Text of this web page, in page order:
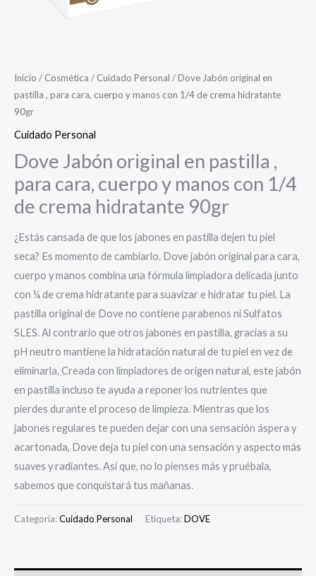
Inicio / Cosmética / Cuidado Personal / Dove Jabón original en
pastilla , para cara, cuerpo y manos con 1/4 de crema hidratante
90gr
Cuidado Personal
Dove Jabón original en pastilla ,
para cara, cuerpo y manos con 1/4
de crema hidratante 90gr
¿Estás cansada de que los jabones en pastilla dejen tu piel
seca? Es momento de cambiarlo. Dove jabón original para cara,
cuerpo y manos combina una fórmula limpiadora delicada junto
con ¼ de crema hidratante para suavizar e hidratar tu piel. La
pastilla original de Dove no contiene parabenos ni Sulfatos
SLES. Al contrario que otros jabones en pastilla, gracias a su
pH neutro mantiene la hidratación natural de tu piel en vez de
eliminarla. Creada con limpiadores de origen natural, este jabón
en pastilla incluso te ayuda a reponer los nutrientes que
pierdes durante el proceso de limpieza. Mientras que los
jabones regulares te pueden dejar con una sensación áspera y
acartonada, Dove deja tu piel con una sensación y aspecto más
suaves y radiantes. Así que, no lo pienses más y pruébala,
sabemos que conquistará tus mañanas.
Categoría:Cuidado Personal Etiqueta:DOVE